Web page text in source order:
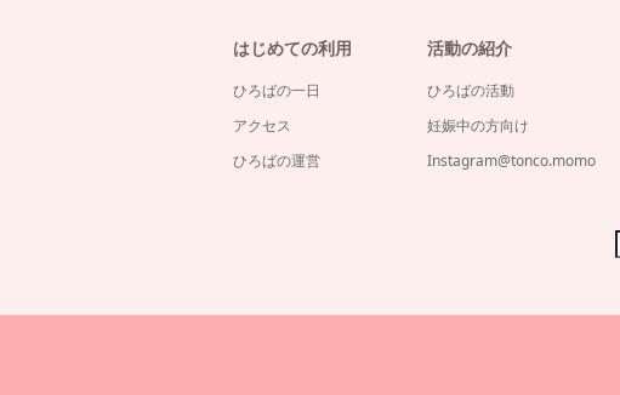
はじめての利用
ひろばの一日
アクセス
ひろばの運営
活動の紹介
ひろばの活動
妊娠中の方向け
Instagram@tonco.momo